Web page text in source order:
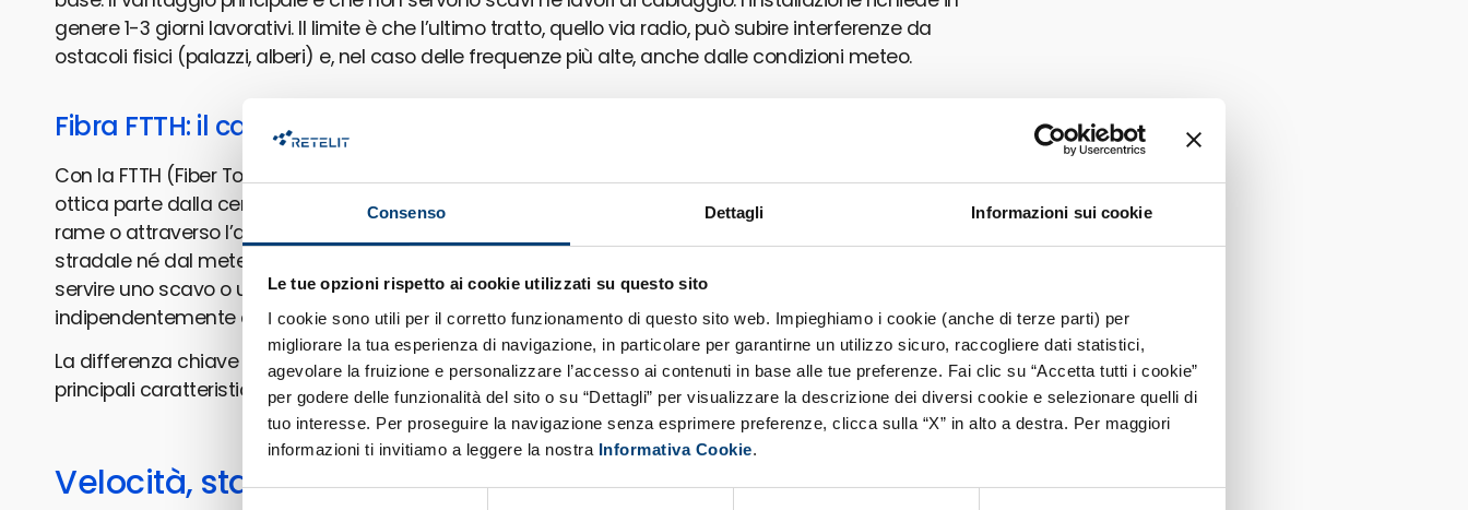
Consenso Dettagli Informazioni sui cookie
Le tue opzioni rispetto ai cookie utilizzati su questo sito
I cookie sono utili per il corretto funzionamento di questo sito web. Impieghiamo i cookie (anche di terze parti) per
migliorare la tua esperienza di navigazione, in particolare per garantirne un utilizzo sicuro, raccogliere dati statistici,
agevolare la fruizione e personalizzare l’accesso ai contenuti in base alle tue preferenze. Fai clic su “Accetta tutti i cookie”
per godere delle funzionalità del sito o su “Dettagli” per visualizzare la descrizione dei diversi cookie e selezionare quelli di
tuo interesse. Per proseguire la navigazione senza esprimere preferenze, clicca sulla “X” in alto a destra. Per maggiori
informazioni ti invitiamo a leggere la nostra Informativa Cookie.
genere 1-3 giorni lavorativi. Il limite è che l’ultimo tratto, quello via radio, può subire interferenze da
ostacoli fisici (palazzi, alberi) e, nel caso delle frequenze più alte, anche dalle condizioni meteo.
Fibra FTTH: il cavo arriva fino all’ufficio
Con la FTTH (Fiber To The Home, cioè fibra fino al tuo ufficio), non c’è nessun tratto radio. Il cavo in fibra
ottica parte dalla centrale dell’operatore e arriva direttamente al tuo router, senza passare per tratti in
rame o attraverso l’aria. Questo significa che la velocità non dipende dalla distanza dall’armadio
stradale né dal meteo. L’installazione richiede più tempo, mediamente 15-30 giorni lavorativi, perché può
servire uno scavo o un passaggio in canalina, ma una volta attivata la connessione è stabile
indipendentemente dalle condizioni esterne.
La differenza chiave è l’ultimo tratto: cavo fisico (fibra) o onde radio (FWA). Da questo dipendono le
principali caratteristiche delle due connettività.
Velocità, stabilità e latenza: i numeri reali a confronto